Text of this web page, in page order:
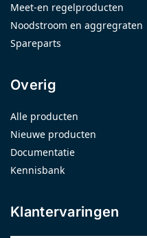
Meet-en regelproducten
Noodstroom en aggregraten
Spareparts
Overig
Alle producten
Nieuwe producten
Documentatie
Kennisbank
Klantervaringen